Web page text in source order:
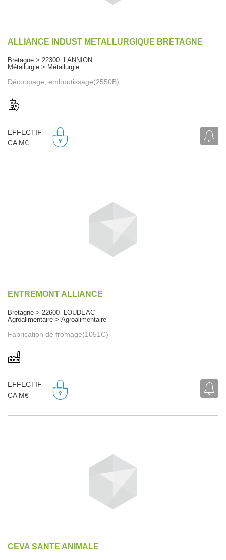
ALLIANCE INDUST METALLURGIQUE BRETAGNE
Bretagne > 22300 LANNION
Métallurgie > Métallurgie
Découpage, emboutissage(2550B)
EFFECTIF
CA M€
ENTREMONT ALLIANCE
Bretagne > 22600 LOUDEAC
Agroalimentaire > Agroalimentaire
Fabrication de fromage(1051C)
EFFECTIF
CA M€
CEVA SANTE ANIMALE